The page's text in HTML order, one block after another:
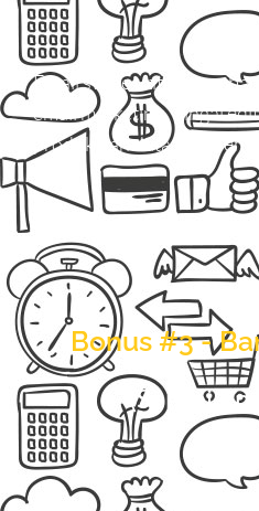
Email swipe untuk
email marketing. Tingal
produk dan data anda,
Bonus #3 -
(Senilai